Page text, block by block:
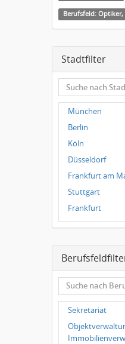
Berufsfeld: Optiker,
Stadtfilter
München
Berlin
Köln
Düsseldorf
Frankfurt am
Stuttgart
Frankfurt
Dresden
Leipzig
Dortmund
Wuppertal
Hallbergmoos
Würzburg
Grünwald
Sekretariat